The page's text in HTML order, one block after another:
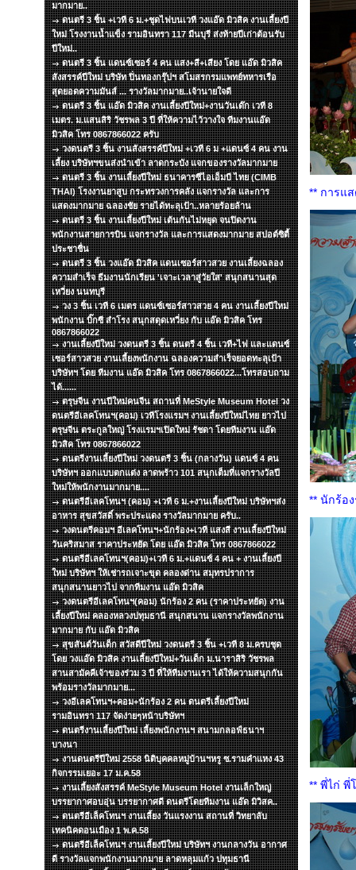
มากมาย..
ดนตรี 3 ชิ้น +เวที 6 ม.+ชุดไฟบนเวที วงแอ๊ด มิวสิค งานเลี้ยงปี
ใหม่ โรงงานน้ำแข็ง รามอินทรา 117 มีนบุรี ส่งท้ายปีเก่าต้อนรับ
ปีใหม่..
ดนตรี 3 ชิ้น แดนซ์เซอร์ 4 คน แสง+สี+เสียง โดย แอ๊ด มิวสิค
สังสรรค์ปีใหม่ บริษัท ปิ่นทองกรุ๊ปฯ สโมสรกรมแพทย์ทหารเรือ
สุดยอดความมันส์ ... รางวัลมากมาย..เจ้านายใจดี
ดนตรี 3 ชิ้น แอ๊ด มิวสิค งานเลี้ยงปีใหม่+งานวันเด๊ก เวที 8
เมตร. ม.แสนสิริ วัชรพล 3 ปี ที่ให้ความไว้วางใจ ทีมงานแอ๊ด
มิวสิค โทร 0867866022 ครับ
วงดนตรี 3 ชิ้น งานสังสรรค์ปีใหม่ +เวที 6 ม +แดนซ์ 4 คน งาน
เลี้ยง บริษัทฯขนส่งนำเข้า ลาดกระบัง แจกของรางวัลมากมาย
ดนตรี 3 ชิ้น งานเลี้ยงปีใหม่ ธนาคารซีไอเอ็มบี ไทย (CIMB
THAI) โรงงานยาสูบ กระทรวงการคลัง แจกรางวัล และการ
แสดงมากมาย ฉลองชัย รายได้ทะลุเป้า..หลายร้อยล้าน
ดนตรี 3 ชิ้น งานเลี้ยงปีใหม่ เต้นกันไม่หยุด จนปิดงาน
พนักงานสายการบิน แจกรางวัล และการแสดงมากมาย สปอต์ซิตื้
ประชาชื่น
ดนตรี 3 ชิ้น วงแอ๊ด มิวสิค แดนเซอร์สาวสวย งานเลี้ยงฉลอง
ความสำเร็จ ธีมงานนักเรียน 'เจาะเวลาสู่วัยใส' สนุกสนานสุด
เหวี่ยง นนทบุรี
วง 3 ชิ้น เวที 6 เมตร แดนซ์เซอร์สาวสวย 4 คน งานเลี้ยงปีใหม่
พนักงาน บิ๊กซี สำโรง สนุกสดุดเหวี่ยง กับ แอ๊ด มิวสิค โทร
0867866022
งานเลี้ยงปีใหม่ วงดนตรี 3 ชิ้น ดนตรี 4 ชิ้น เวที+ไฟ และแดนซ์
เซอร์สาวสวย งานเลี้ยงพนักงาน ฉลองความสำเร็จยอดทะลุเป้า
บริษัทฯ โดย ทีมงาน แอ๊ด มิวสิค โทร 0867866022...โทรสอบถาม
ได้......
ตรุษจีน งานปีใหม่คนจีน สถานที่ MeStyle Museum Hotel วง
ดนตรีอีเลคโทนฯ(คอม) เวทีโรงแรมฯ งานเลี้ยงปีใหม่ไทย ยาวไป
ตรุษจีน ตระกูลใหญ่ โรงแรมฯเปิดใหม่ รัชดา โดยทีมงาน แอ๊ด
มิวสิค โทร 0867866022
ดนตรีงานเลี้ยงปีใหม่ วงดนตรี 3 ชิ้น (กลางวัน) แดนซ์ 4 คน
บริษัทฯ ออกแบบตกแต่ง ลาดพร้าว 101 สนุกเต็มที่แจกรางวัลปี
ใหม่ให้พนักงานมากมาย....
ดนตรีอีเลคโทนฯ (คอม) +เวที 6 ม.+งานเลี้ยงปีใหม่ บริษัทฯส่ง
อาหาร สุขสวัสดิ์ พระประแดง รางวัลมากมาย ครับ..
วงดนตรีคอมฯ อีเลคโทนฯ+นักร้อง+เวที แสงสี งานเลี้ยงปีใหม่
วันคริสมาส ราคาประหยัด โดย แอ๊ด มิวสิค โทร 0867866022
ดนตรีอีเลคโทนฯ(คอม)+เวที 6 ม.+แดนซ์ 4 คน + งานเลี้ยงปี
ใหม่ บริษัทฯ ให้เช่ารถเจาะขุด คลองด่าน สมุทรปราการ
สนุกสนานยาวไป จากทีมงาน แอ๊ด มิวสิค
วงดนตรีอีเลคโทนฯ(คอม) นักร้อง 2 คน (ราคาประหยัด) งาน
เลี้ยงปีใหม่ คลองหลวงปทุมธานี สนุกสนาน แจกรางวัลพนักงาน
มากมาย กับ แอ๊ด มิวสิค
สุขสันต์วันเด็ก สวัสดีปีใหม่ วงดนตรี 3 ชิ้น +เวที 8 ม.ครบชุด
โดย วงแอ๊ด มิวสิค งานเลี้ยงปีใหม่+วันเด็ก ม.นาราสิริ วัชรพล
สานสามัคคีเจ้าของร่วม 3 ปี ที่ให้ทีมงานเรา ได้ให้ความสนุกกัน
พร้อมรางวัลมากมาย...
วงอีเลคโทนฯ+คอม+นักร้อง 2 คน ดนตรีเลี้ยงปีใหม่
รามอินทรา 117 จัดง่ายๆหน้าบริษัทฯ
ดนตรีงานเลี้ยงปีใหม่ เลี้ยงพนักงานฯ สนามกลอฟ์ธนาฯ
บางนา
งานดนตรีปีใหม่ 2558 นิติบุคคลหมู่บ้านฯหรู ซ.รามคำแหง 43
กิจกรรมเยอะ 17 ม.ค.58
งานเลี้ยงสังสรรค์ MeStyle Museum Hotel งานเล็กใหญ่
บรรยากาศอบอุ่น บรรยากาศดี ดนตรีโดยทีมงาน แอ๊ด มิวิสค..
ดนตรีอีเล็คโทนฯ งานเลี้ยง วันแรงงาน สถานที่ วิทยาลับ
เทคนิคดอนเมือง 1 พ.ค.58
ดนตรีอีเล็คโทนฯ งานเลี้ยงปีใหม่ บริษัทฯ งานกลางวัน อากาศ
ดี รางวัลแจกพนักงานมากมาย ลาดหลุมแก้ว ปทุมธานี
** การแ
** นักร้อ
** พี่ไก่ พี่